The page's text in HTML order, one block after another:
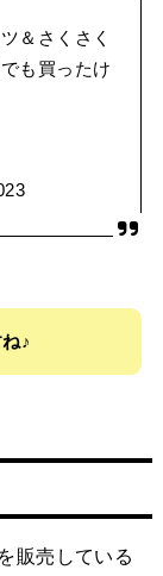
＆さくさく
も買ったけ
♪
販売している